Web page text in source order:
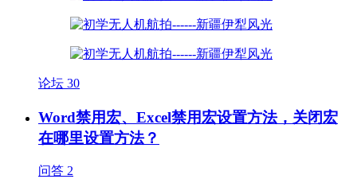
论坛 30
Word禁用宏、Excel禁用宏设置方法，关闭宏
在哪里设置方法？
问答 2